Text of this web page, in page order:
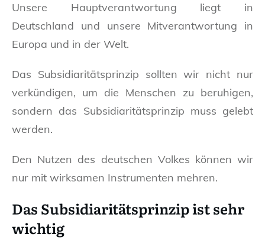
Unsere Hauptverantwortung liegt in
Deutschland und unsere Mitverantwortung in
Europa und in der Welt.
Das Subsidiaritätsprinzip sollten wir nicht nur
verkündigen, um die Menschen zu beruhigen,
sondern das Subsidiaritätsprinzip muss gelebt
werden.
Den Nutzen des deutschen Volkes können wir
nur mit wirksamen Instrumenten mehren.
Das Subsidiaritätsprinzip ist sehr
wichtig